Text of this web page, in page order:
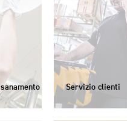
Servizio clienti